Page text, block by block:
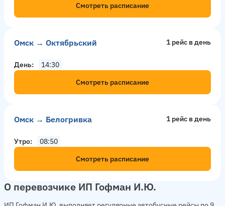
Смотреть расписание
Омск → Октябрьский 1 рейс в день
День
14:30
Смотреть расписание
Омск → Белогривка 1 рейс в день
Утро
08:50
Смотреть расписание
О перевозчике ИП Гофман И.Ю.